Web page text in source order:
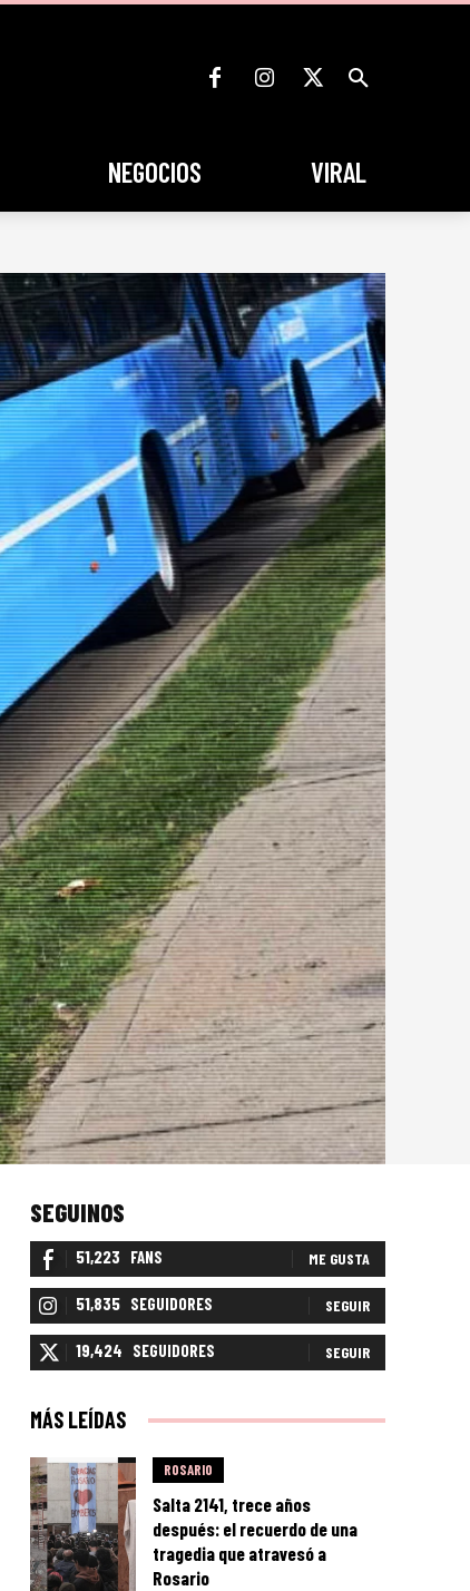
NEGOCIOS VIRAL
SEGUINOS
51,223 FANS ME GUSTA
51,835 SEGUIDORES SEGUIR
19,424 SEGUIDORES SEGUIR
MÁS LEÍDAS
ROSARIO
Salta 2141, trece años
después: el recuerdo de una
tragedia que atravesó a
Rosario